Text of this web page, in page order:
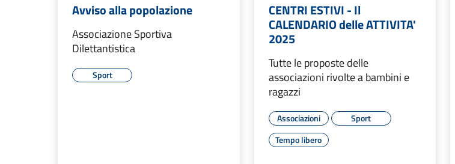
Avviso alla popolazione
Associazione Sportiva
Dilettantistica
Sport
CENTRI ESTIVI - Il
CALENDARIO delle ATTIVITA'
2025
Tutte le proposte delle
associazioni rivolte a bambini e
ragazzi
Associazioni
Sport
Tempo libero